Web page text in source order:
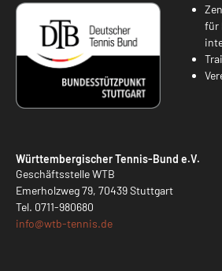
für
Württembergischer Tennis-Bund e.V.
Geschäftsstelle WTB
Emerholzweg 79, 70439 Stuttgart
Tel. 0711-980680
info@wtb-tennis.de